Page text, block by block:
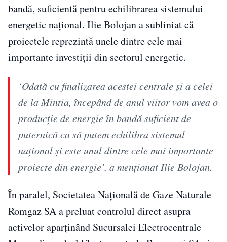
bandă, suficientă pentru echilibrarea sistemului
energetic național. Ilie Bolojan a subliniat că
proiectele reprezintă unele dintre cele mai
importante investiții din sectorul energetic.
‘Odată cu finalizarea acestei centrale și a celei
de la Mintia, începând de anul viitor vom avea o
producție de energie în bandă suficient de
puternică ca să putem echilibra sistemul
național și este unul dintre cele mai importante
proiecte din energie’, a menționat Ilie Bolojan.
În paralel, Societatea Naţională de Gaze Naturale
Romgaz SA a preluat controlul direct asupra
activelor aparținând Sucursalei Electrocentrale